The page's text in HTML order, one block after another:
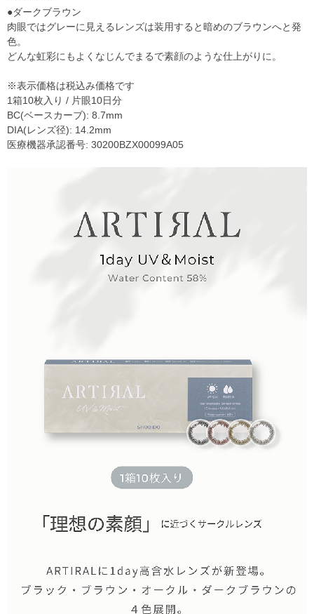
●ダークブラウン
肉眼ではグレーに見えるレンズは装用すると暗めのブラウンへと発
色。
どんな虹彩にもよくなじんでまるで素顔のような仕上がりに。
※表示価格は税込み価格です
1箱10枚入り / 片眼10日分
BC(ベースカーブ): 8.7mm
DIA(レンズ径): 14.2mm
医療機器承認番号: 30200BZX00099A05